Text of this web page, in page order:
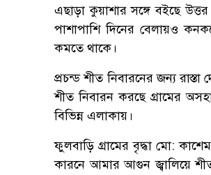
এছাড়া কুয়াশার সঙ্গে বইছে
পাশাপাশি দিনের বেলায়ও
কমতে থাকে।
প্রচন্ড শীত নিবারনের জন্য
শীত নিবারন করছে গ্রামের
বিভিন্ন এলাকায়।
ফুলবাড়ি গ্রামের বৃদ্ধা মো:
কারনে আমার আগুন জ্বালিয়ে